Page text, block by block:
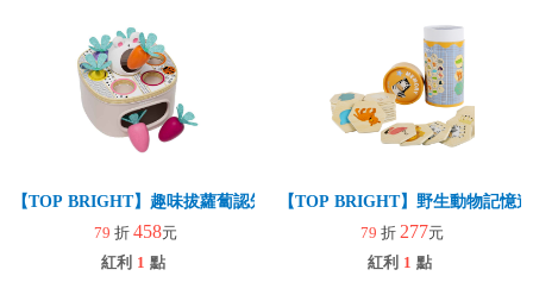
【TOP BRIGHT】趣味拔蘿蔔認知遊戲組(早教玩具/學習認知/手眼協
79 折 458元
紅利 1 點
【TOP BRIGHT】野生動物記憶
79 折 277元
紅利 1 點